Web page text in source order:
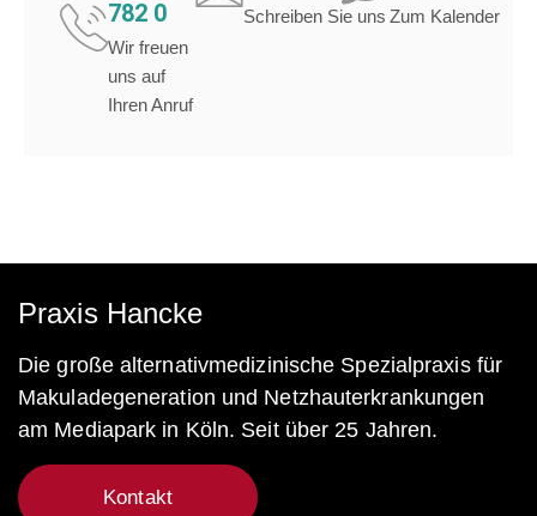
782 0
Wir freuen
uns auf
Ihren Anruf
Schreiben Sie uns Zum Kalender
Praxis Hancke
Die große alternativmedizinische Spezialpraxis für
Makuladegeneration und Netzhauterkrankungen
am Mediapark in Köln. Seit über 25 Jahren.
Kontakt